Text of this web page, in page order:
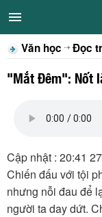
CHUYÊN MỤC
Khách VOV6
Văn học
Nghệ thuật
Sân khấu
Văn học Đọc
"Mắt Đêm": Nốt
Cập nhật : 20:41
Chiến đấu với tội
nhưng nỗi đau để
người ta day dứt.